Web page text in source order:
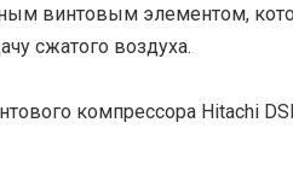
винтовым элементом,
сжатого воздуха.
компрессора Hitachi